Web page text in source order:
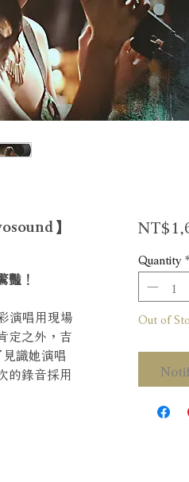
】
豔！
演唱用現場
定之外，吉
識她演唱
的錄音採用
Quantity *
Out of